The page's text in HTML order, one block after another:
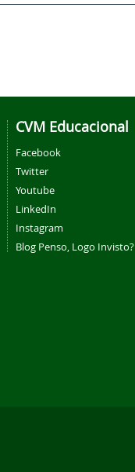
CVM Educacional
Facebook
Twitter
Youtube
LinkedIn
Instagram
Blog Penso, Logo Invisto?